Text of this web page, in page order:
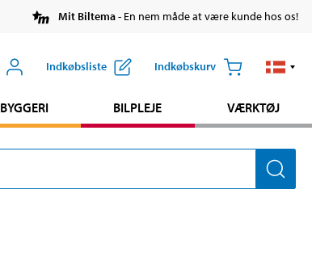
Mit Biltema- En nem måde at være kunde hos os!
Indkøbsliste Indkøbskurv
BYGGERI BILPLEJE VÆRKTØJ